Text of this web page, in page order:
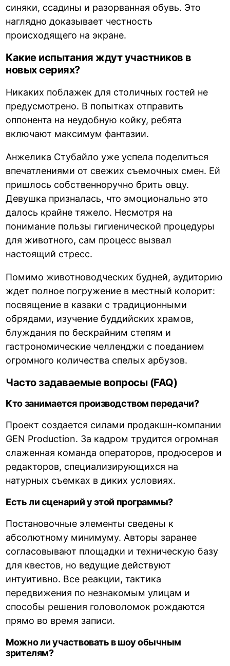
синяки, ссадины и разорванная обувь. Это
наглядно доказывает честность
происходящего на экране.
Какие испытания ждут участников в
новых сериях?
Никаких поблажек для столичных гостей не
предусмотрено. В попытках отправить
оппонента на неудобную койку, ребята
включают максимум фантазии.
Анжелика Стубайло уже успела поделиться
впечатлениями от свежих съемочных смен. Ей
пришлось собственноручно брить овцу.
Девушка призналась, что эмоционально это
далось крайне тяжело. Несмотря на
понимание пользы гигиенической процедуры
для животного, сам процесс вызвал
настоящий стресс.
Помимо животноводческих будней, аудиторию
ждет полное погружение в местный колорит:
посвящение в казаки с традиционными
обрядами, изучение буддийских храмов,
блуждания по бескрайним степям и
гастрономические челленджи с поеданием
огромного количества спелых арбузов.
Часто задаваемые вопросы (FAQ)
Кто занимается производством передачи?
Проект создается силами продакшн-компании
GEN Production. За кадром трудится огромная
слаженная команда операторов, продюсеров и
редакторов, специализирующихся на
натурных съемках в диких условиях.
Есть ли сценарий у этой программы?
Постановочные элементы сведены к
абсолютному минимуму. Авторы заранее
согласовывают площадки и техническую базу
для квестов, но ведущие действуют
интуитивно. Все реакции, тактика
передвижения по незнакомым улицам и
способы решения головоломок рождаются
прямо во время записи.
Можно ли участвовать в шоу обычным
зрителям?